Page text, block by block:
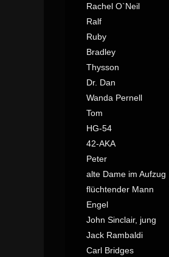
Rachel O`Neil
Ralf
Ruby
Bradley
Thysson
Dr. Dan
Wanda Pernell
Tom
HG-54
42-AKA
Peter
alte Dame im Aufzug
flüchtender Mann
Engel
John Sinclair, jung
Jack Rambaldi
Carl Bridges